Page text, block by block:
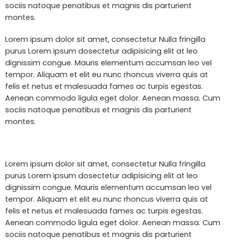
sociis natoque penatibus et magnis dis parturient
montes.
Lorem ipsum dolor sit amet, consectetur Nulla fringilla
purus Lorem ipsum dosectetur adipisicing elit at leo
dignissim congue. Mauris elementum accumsan leo vel
tempor. Aliquam et elit eu nunc rhoncus viverra quis at
felis et netus et malesuada fames ac turpis egestas.
Aenean commodo ligula eget dolor. Aenean massa. Cum
sociis natoque penatibus et magnis dis parturient
montes.
Lorem ipsum dolor sit amet, consectetur Nulla fringilla
purus Lorem ipsum dosectetur adipisicing elit at leo
dignissim congue. Mauris elementum accumsan leo vel
tempor. Aliquam et elit eu nunc rhoncus viverra quis at
felis et netus et malesuada fames ac turpis egestas.
Aenean commodo ligula eget dolor. Aenean massa. Cum
sociis natoque penatibus et magnis dis parturient